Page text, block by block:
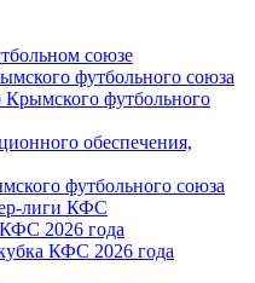
союзе
футбольного союза
футбольного
обеспечения,
футбольного союза
лиги КФС
2026 года
КФС 2026 года